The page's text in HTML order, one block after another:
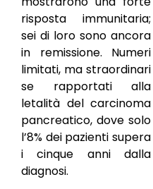
risposta immunitaria;
sei di loro sono ancora
in remissione. Numeri
limitati, ma straordinari
se rapportati alla
letalità del carcinoma
pancreatico, dove solo
l’8% dei pazienti supera
i cinque anni dalla
diagnosi.